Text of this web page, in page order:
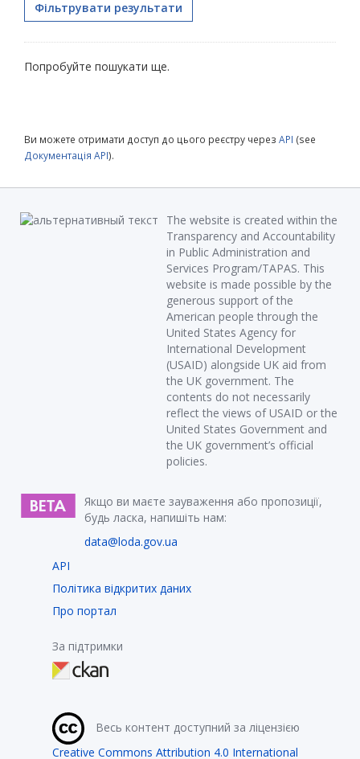
Фільтрувати результати
Попробуйте пошукати ще.
Ви можете отримати доступ до цього реєстру через API (see
Документація API).
The website is created within the
Transparency and Accountability
in Public Administration and
Services Program/TAPAS. This
website is made possible by the
generous support of the
American people through the
United States Agency for
International Development
(USAID) alongside UK aid from
the UK government. The
contents do not necessarily
reflect the views of USAID or the
United States Government and
the UK government’s official
policies.
Якщо ви маєте зауваження або пропозиції,
будь ласка, напишіть нам:
data@loda.gov.ua
API
Політика відкритих даних
Про портал
За підтримки
Весь контент доступний за ліцензією
Creative Commons Attribution 4.0 International